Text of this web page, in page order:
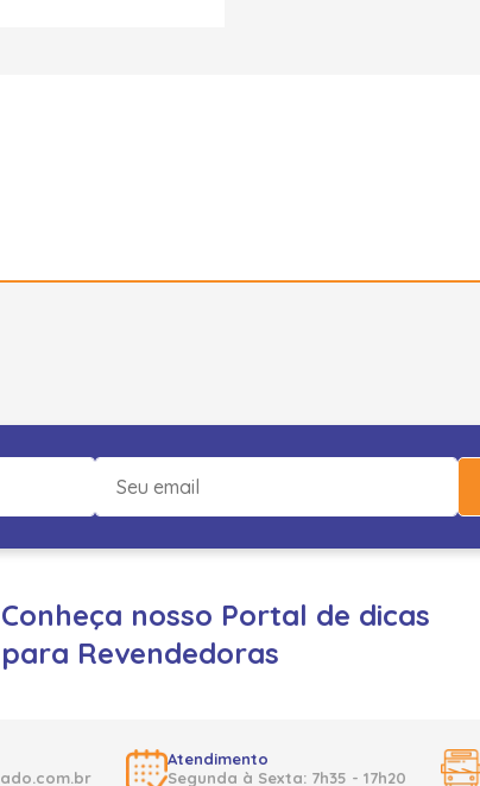
Conheça nosso Portal de dicas
para Revendedoras
Atendimento
Segunda à Sexta: 7h35 - 17h20